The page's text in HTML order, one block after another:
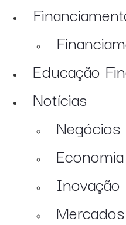
Educação
Notícias
Negócios
Economia
Inovação
Mercados